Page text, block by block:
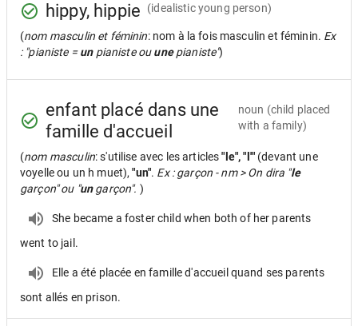
hippy, hippie (idealistic young person)
(nom masculin et féminin: nom à la fois masculin et féminin. Ex
: "pianiste =unpianiste ouunepianiste")
enfant placé dans une
famille d'accueil
noun (child placed
with a family)
(nom masculin: s'utilise avec les articles"le", "l'" (devant une
voyelle ou un h muet),"un". Ex : garçon - nm > On dira "le
garçon" ou "ungarçon". )
She became a foster child when both of her parents
went to jail.
Elle a été placée en famille d'accueil quand ses parents
sont allés en prison.